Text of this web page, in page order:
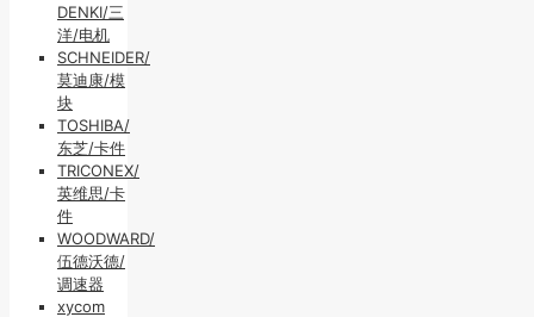
DENKI/三
洋/电机
SCHNEIDER/
莫迪康/模
块
TOSHIBA/
东芝/卡件
TRICONEX/
英维思/卡
件
WOODWARD/
伍德沃德/
调速器
xycom